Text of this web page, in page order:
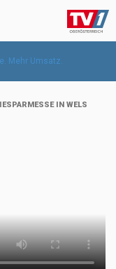
IN WELS